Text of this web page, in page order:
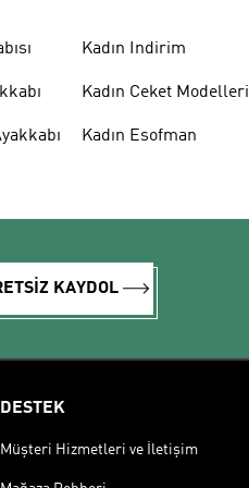
Kadın Indirim
Kadın Ceket Modelleri
Kadın Esofman
KAYDOL
DESTEK
Müşteri Hizmetleri ve İletişim